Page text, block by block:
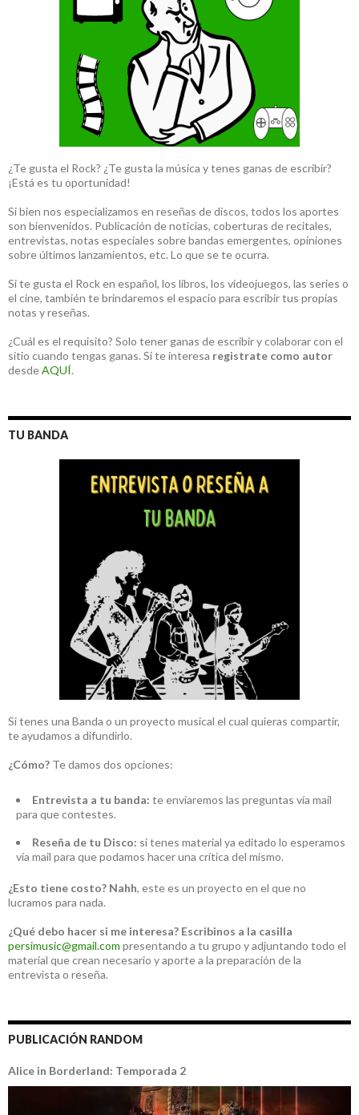
¿Te gusta el Rock? ¿Te gusta la música y tenes ganas de escribir?
¡Está es tu oportunidad!
Si bien nos especializamos en reseñas de discos, todos los aportes
son bienvenidos. Publicación de noticias, coberturas de recitales,
entrevistas, notas especiales sobre bandas emergentes, opiniones
sobre últimos lanzamientos, etc. Lo que se te ocurra.
Si te gusta el Rock en español, los libros, los videojuegos, las series o
el cine, también te brindaremos el espacio para escribir tus propias
notas y reseñas.
¿Cuál es el requisito? Solo tener ganas de escribir y colaborar con el
sitio cuando tengas ganas. Si te interesa registrate como autor
desdeAQUÍ.
TU BANDA
Si tenes una Banda o un proyecto musical el cual quieras compartir,
te ayudamos a difundirlo.
¿Cómo? Te damos dos opciones:
Entrevista a tu banda: te enviaremos las preguntas vía mail
para que contestes.
Reseña de tu Disco: si tenes material ya editado lo esperamos
vía mail para que podamos hacer una crítica del mismo.
¿Esto tiene costo? Nahh, este es un proyecto en el que no
lucramos para nada.
¿Qué debo hacer si me interesa? Escribinos a la casilla
persimusic@gmail.com presentando a tu grupo y adjuntando todo el
material que crean necesario y aporte a la preparación de la
entrevista o reseña.
PUBLICACIÓN RANDOM
Alice in Borderland: Temporada 2